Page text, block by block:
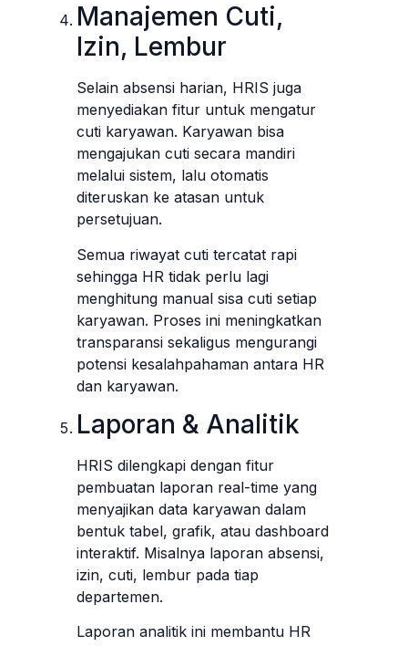
Manajemen Cuti,
Izin, Lembur
Selain absensi harian, HRIS juga
menyediakan fitur untuk mengatur
cuti karyawan. Karyawan bisa
mengajukan cuti secara mandiri
melalui sistem, lalu otomatis
diteruskan ke atasan untuk
persetujuan.
Semua riwayat cuti tercatat rapi
sehingga HR tidak perlu lagi
menghitung manual sisa cuti setiap
karyawan. Proses ini meningkatkan
transparansi sekaligus mengurangi
potensi kesalahpahaman antara HR
dan karyawan.
Laporan & Analitik
HRIS dilengkapi dengan fitur
pembuatan laporan real-time yang
menyajikan data karyawan dalam
bentuk tabel, grafik, atau dashboard
interaktif. Misalnya laporan absensi,
izin, cuti, lembur pada tiap
departemen.
Laporan analitik ini membantu HR